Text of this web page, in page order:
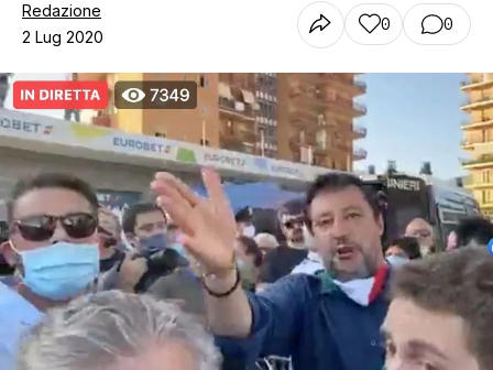
Contatti
Redazione
2 Lug 2020
0 0